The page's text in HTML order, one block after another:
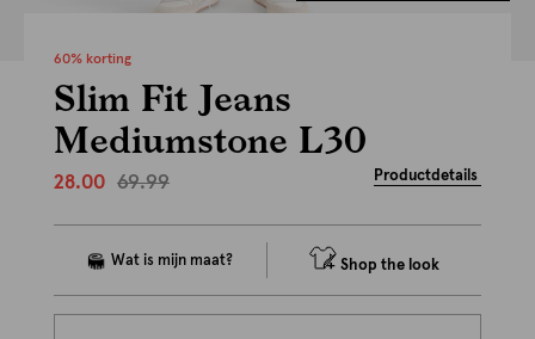
60% korting
Slim Fit Jeans
Mediumstone L30
28.00 69.99 Productdetails
Shop the look